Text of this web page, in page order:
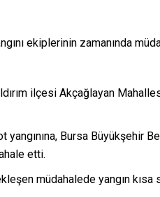
ekiplerinin zamanında
ilçesi Akçağlayan
yangınına, Bursa Büyükşehir
etti.
müdahalede yangın kısa